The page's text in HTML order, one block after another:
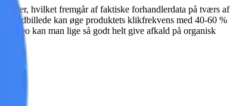
hvilket fremgår af faktiske forhandlerdata på tværs af
kan øge produktets klikfrekvens med 40-60 %
video kan man lige så godt helt give afkald på organisk